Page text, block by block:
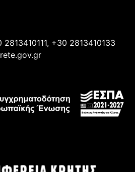
+30 2813410133